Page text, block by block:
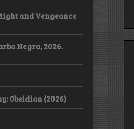
and Vengeance
Negra, 2026.
Obsidian (2026)